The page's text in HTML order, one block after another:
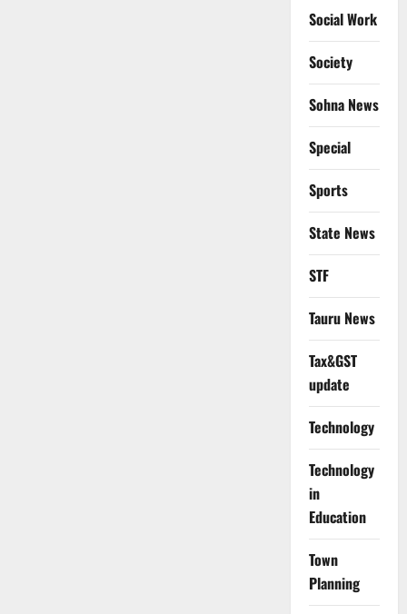
Social Work
Society
Sohna News
Special
Sports
State News
STF
Tauru News
Tax&GST
update
Technology
Technology
in
Education
Town
Planning